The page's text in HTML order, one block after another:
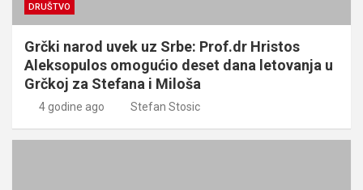
DRUŠTVO
Grčki narod uvek uz Srbe: Prof.dr Hristos
Aleksopulos omogućio deset dana letovanja u
Grčkoj za Stefana i Miloša
4 godine ago Stefan Stosic